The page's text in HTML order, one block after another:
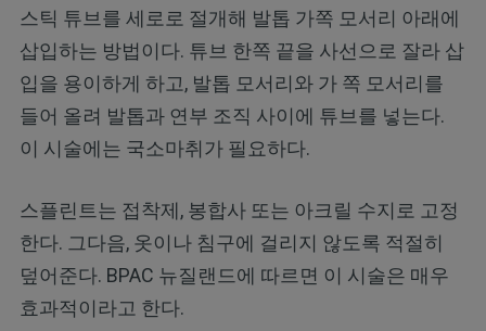
스틱 튜브를 세로로 절개해 발톱 가쪽 모서리 아래에
삽입하는 방법이다. 튜브 한쪽 끝을 사선으로 잘라 삽
입을 용이하게 하고, 발톱 모서리와 가 쪽 모서리를
들어 올려 발톱과 연부 조직 사이에 튜브를 넣는다.
이 시술에는 국소마취가 필요하다.
스플린트는 접착제, 봉합사 또는 아크릴 수지로 고정
한다. 그다음, 옷이나 침구에 걸리지 않도록 적절히
덮어준다. BPAC 뉴질랜드에 따르면 이 시술은 매우
효과적이라고 한다.